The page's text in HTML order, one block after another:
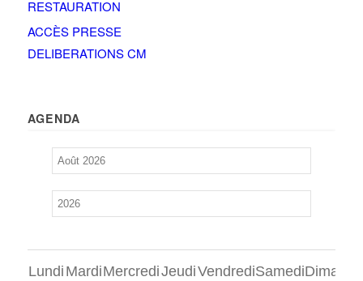
RESTAURATION
ACCÈS PRESSE
DELIBERATIONS CM
AGENDA
Lundi MardiMercrediJeudiVendrediSamedi